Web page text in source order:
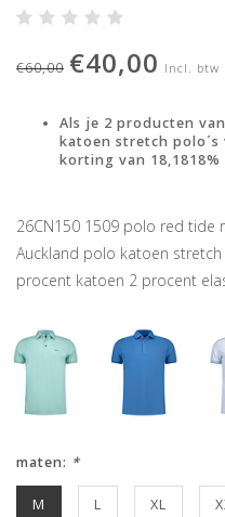
€60,00 €40,00 Incl. btw
Als je 2 producten
katoen stretch
korting van
26CN150 1509 polo red tide
Auckland polo katoen
procent katoen 2 procent
maten: *
M L XL